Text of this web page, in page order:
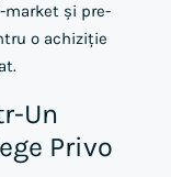
și pre-
o achiziție
Un
Privo